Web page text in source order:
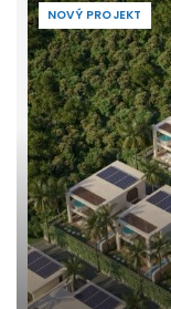
NOVÝ PROJEKT